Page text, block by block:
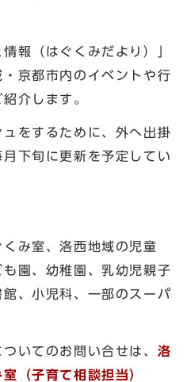
報（はぐくみだより）」
京都市内のイベントや行
介します。
をするために、外へ出掛
下旬に更新を予定してい
み室、洛西地域の児童
園、幼稚園、乳幼児親子
、小児科、一部のスーパ
いてのお問い合せは、 洛
（子育て相談担当）